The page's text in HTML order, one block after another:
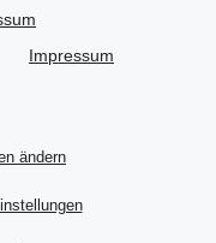
Impressum
ändern